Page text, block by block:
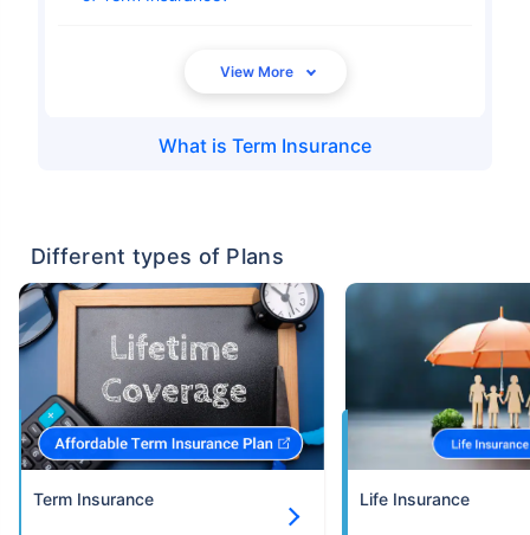
What is Term Insurance
Different types of Plans
Term Insurance Life Insurance